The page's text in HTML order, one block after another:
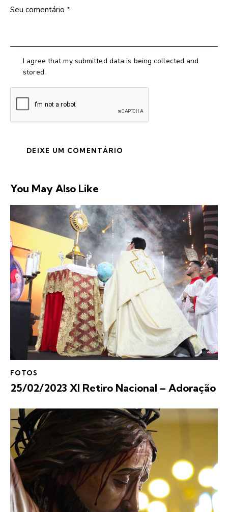
I agree that my submitted data is being collected and
stored.
You May Also Like
FOTOS
25/02/2023 XI Retiro Nacional – Adoração